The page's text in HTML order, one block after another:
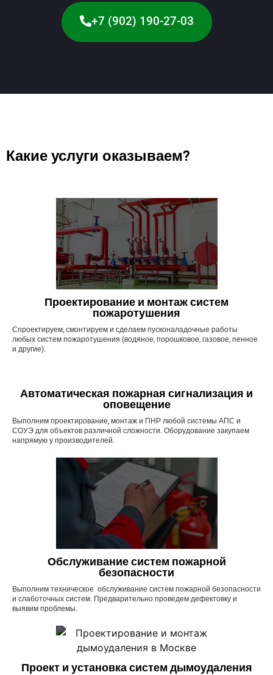
+7 (902) 190-27-03
Какие услуги оказываем?
Проектирование и монтаж систем
пожаротушения
Спроектируем, смонтируем и сделаем пусконаладочные работы
любых систем пожаротушения (водяное, порошковое, газовое, пенное
и другие).
Автоматическая пожарная сигнализация и
оповещение
Выполним проектирование, монтаж и ПНР любой системы АПС и
СОУЭ для объектов различной сложности. Оборудование закупаем
напрямую у производителей.
Обслуживание систем пожарной
безопасности
Выполним техническое обслуживание систем пожарной безопасности
и слаботочных систем. Предварительно проведем дефектовку и
выявим проблемы.
Проект и установка систем дымоудаления